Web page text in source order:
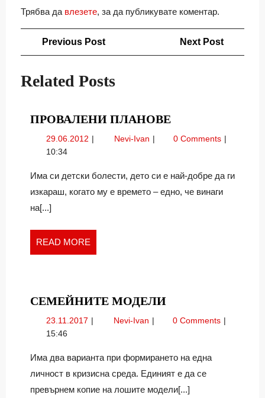
Трябва да влезете, за да публикувате коментар.
Навигация
Previous PostPrevious
Next Post
Related Posts
ПРОВАЛЕНИ ПЛАНОВЕПРОВАЛЕНИ
ПЛАНОВЕ
29.06.2012 29.06.2012Nevi-Ivan Провалени0 Comments
10:34
Има си детски болести, дето си е най-добре да ги
изкараш, когато му е времето – едно, че винаги
на[...]
READ MORE
MORE
СЕМЕЙНИТЕ МОДЕЛИСЕМЕЙНИТЕ
МОДЕЛИ
23.11.2017 23.11.2017Nevi-Ivan Семейните0 Comments
15:46
Има два варианта при формирането на една
личност в кризисна среда. Единият е да се
превърнем копие на лошите модели[...]